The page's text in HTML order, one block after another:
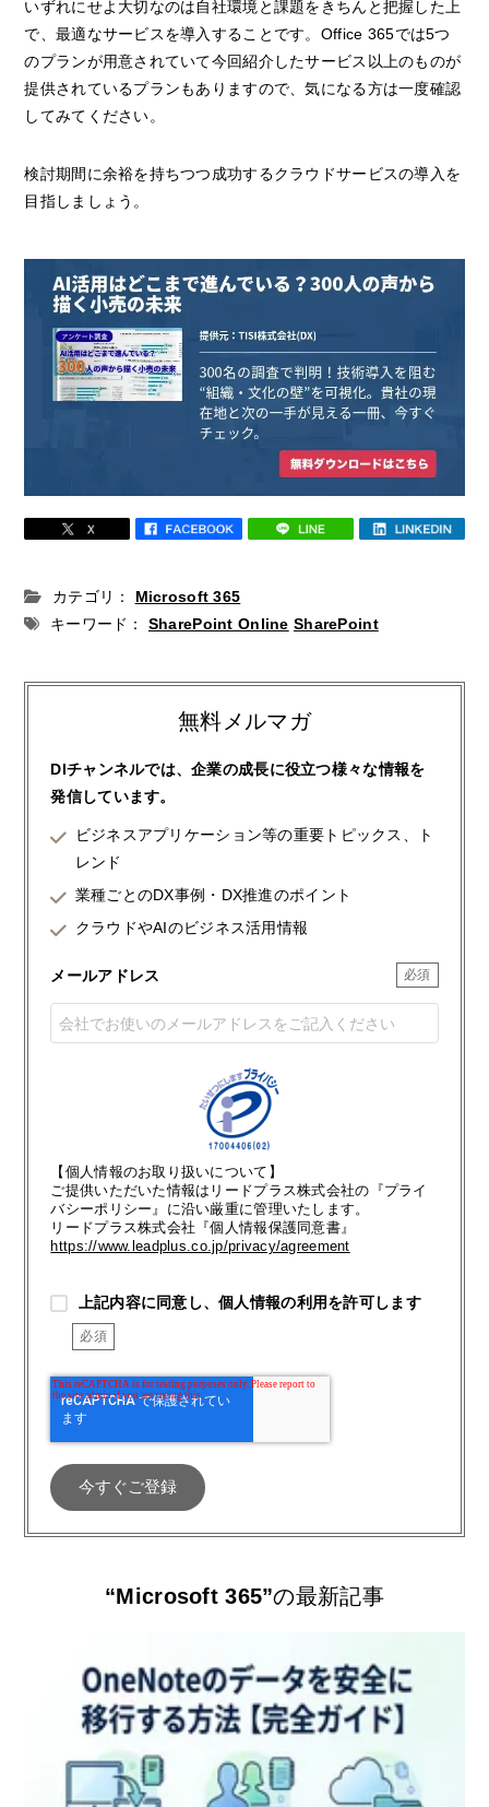
いずれにせよ大切なのは自社環境と課題をきちんと把握した上
で、最適なサービスを導入することです。Office 365では5つ
のプランが用意されていて今回紹介したサービス以上のものが
提供されているプランもありますので、気になる方は一度確認
してみてください。
検討期間に余裕を持ちつつ成功するクラウドサービスの導入を
目指しましょう。
カテゴリ：
Microsoft 365
キーワード：
SharePoint Online SharePoint
無料メルマガ
DIチャンネルでは、企業の成長に役立つ様々な情報を
発信しています。
ビジネスアプリケーション等の重要トピックス、ト
レンド
業種ごとのDX事例・DX推進のポイント
クラウドやAIのビジネス活用情報
メールアドレス
【個人情報のお取り扱いについて】
ご提供いただいた情報はリードプラス株式会社の『プライ
バシーポリシー』に沿い厳重に管理いたします。
リードプラス株式会社『個人情報保護同意書』
https://www.leadplus.co.jp/privacy/agreement
上記内容に同意し、個人情報の利用を許可します
“Microsoft 365”の最新記事